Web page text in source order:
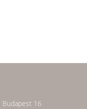
Budapest 16